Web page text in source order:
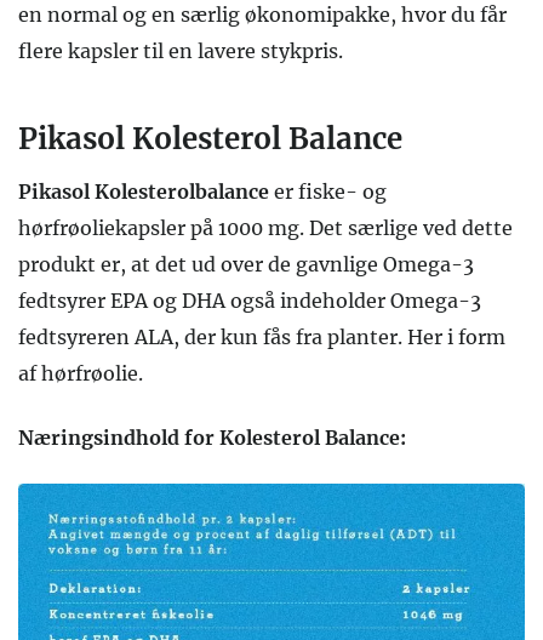
en normal og en særlig økonomipakke, hvor du får
flere kapsler til en lavere stykpris.
Pikasol Kolesterol Balance
Pikasol Kolesterolbalance er fiske- og
hørfrøoliekapsler på 1000 mg. Det særlige ved dette
produkt er, at det ud over de gavnlige Omega-3
fedtsyrer EPA og DHA også indeholder Omega-3
fedtsyreren ALA, der kun fås fra planter. Her i form
af hørfrøolie.
Næringsindhold for Kolesterol Balance: